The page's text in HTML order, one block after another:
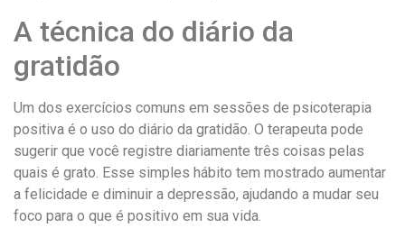
A técnica do diário da
gratidão
Um dos exercícios comuns em sessões de psicoterapia
positiva é o uso do diário da gratidão. O terapeuta pode
sugerir que você registre diariamente três coisas pelas
quais é grato. Esse simples hábito tem mostrado aumentar
a felicidade e diminuir a depressão, ajudando a mudar seu
foco para o que é positivo em sua vida.